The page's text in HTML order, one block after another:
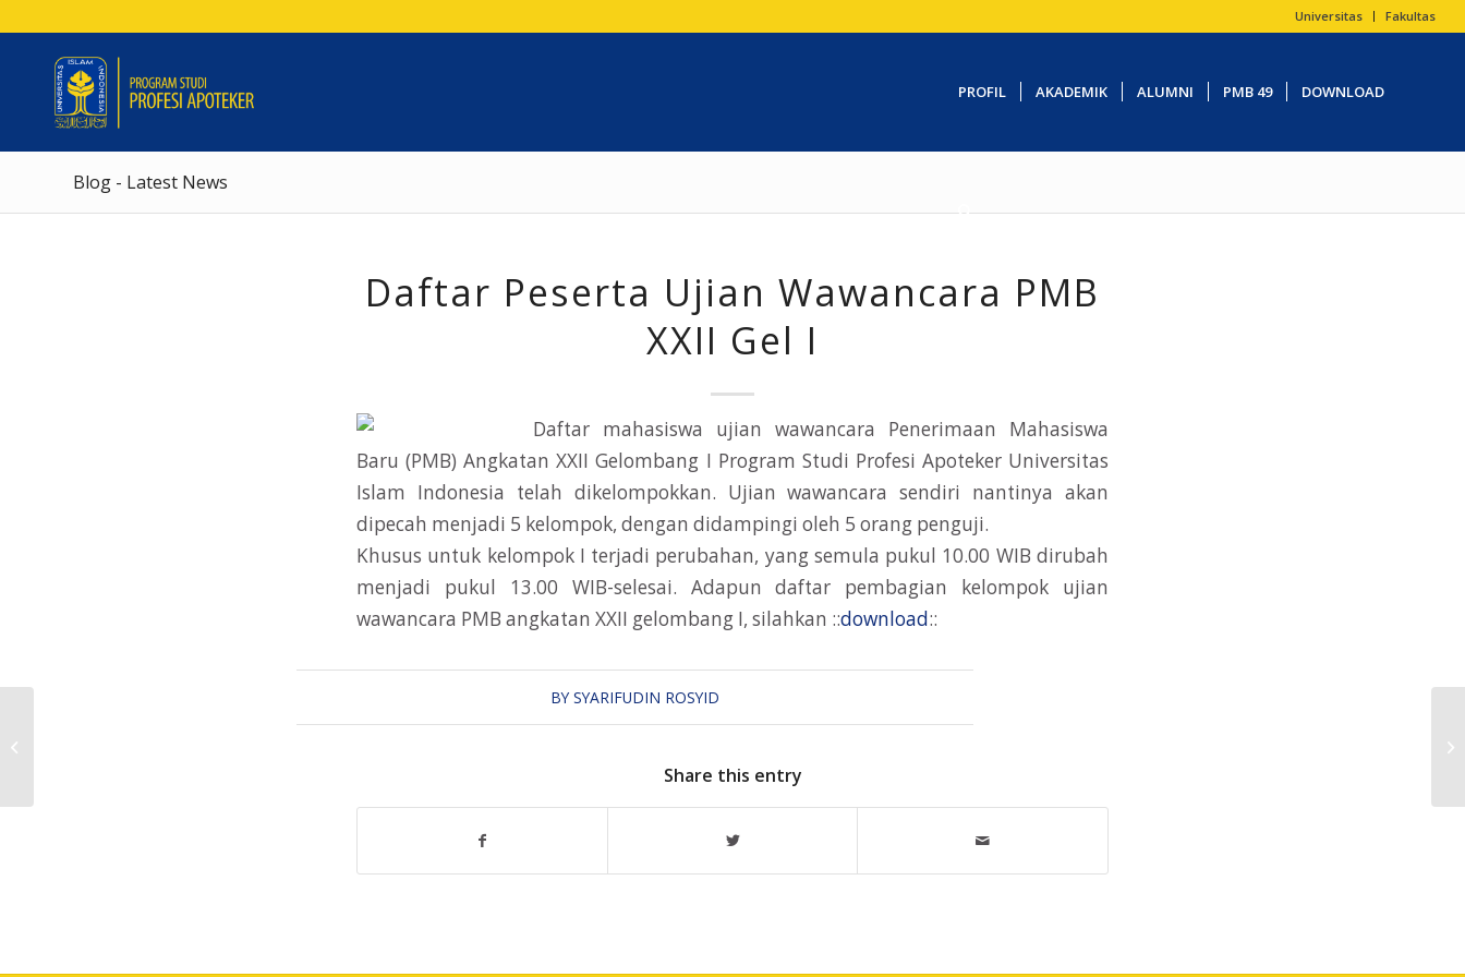
Universitas Fakultas
PROFIL AKADEMIK ALUMNI PMB 49 DOWNLOAD
Blog - Latest News
Daftar Peserta Ujian Wawancara PMB
XXII Gel I
Daftar mahasiswa ujian wawancara Penerimaan Mahasiswa
Baru (PMB) Angkatan XXII Gelombang I Program Studi Profesi Apoteker Universitas
Islam Indonesia telah dikelompokkan. Ujian wawancara sendiri nantinya akan
dipecah menjadi 5 kelompok, dengan didampingi oleh 5 orang penguji.
Khusus untuk kelompok I terjadi perubahan, yang semula pukul 10.00 WIB dirubah
menjadi pukul 13.00 WIB-selesai. Adapun daftar pembagian kelompok ujian
wawancara PMB angkatan XXII gelombang I, silahkan ::download::
BYSYARIFUDIN ROSYID
Share this entry